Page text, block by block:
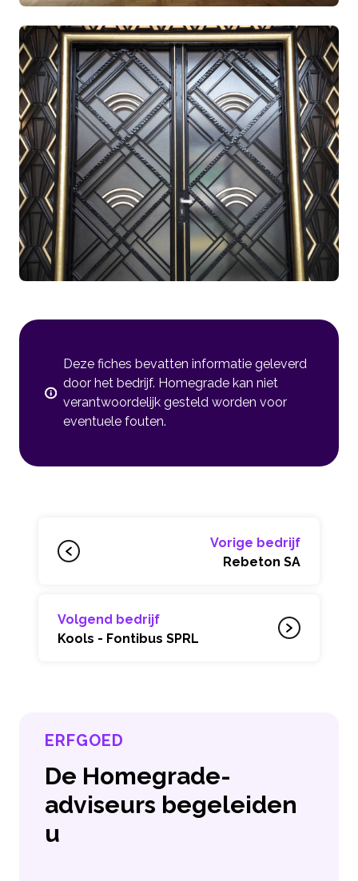
Deze fiches bevatten informatie geleverd
door het bedrijf. Homegrade kan niet
verantwoordelijk gesteld worden voor
eventuele fouten.
Vorige bedrijf
Rebeton SA
Volgend bedrijf
Kools - Fontibus SPRL
ERFGOED
De Homegrade-
adviseurs begeleiden
u